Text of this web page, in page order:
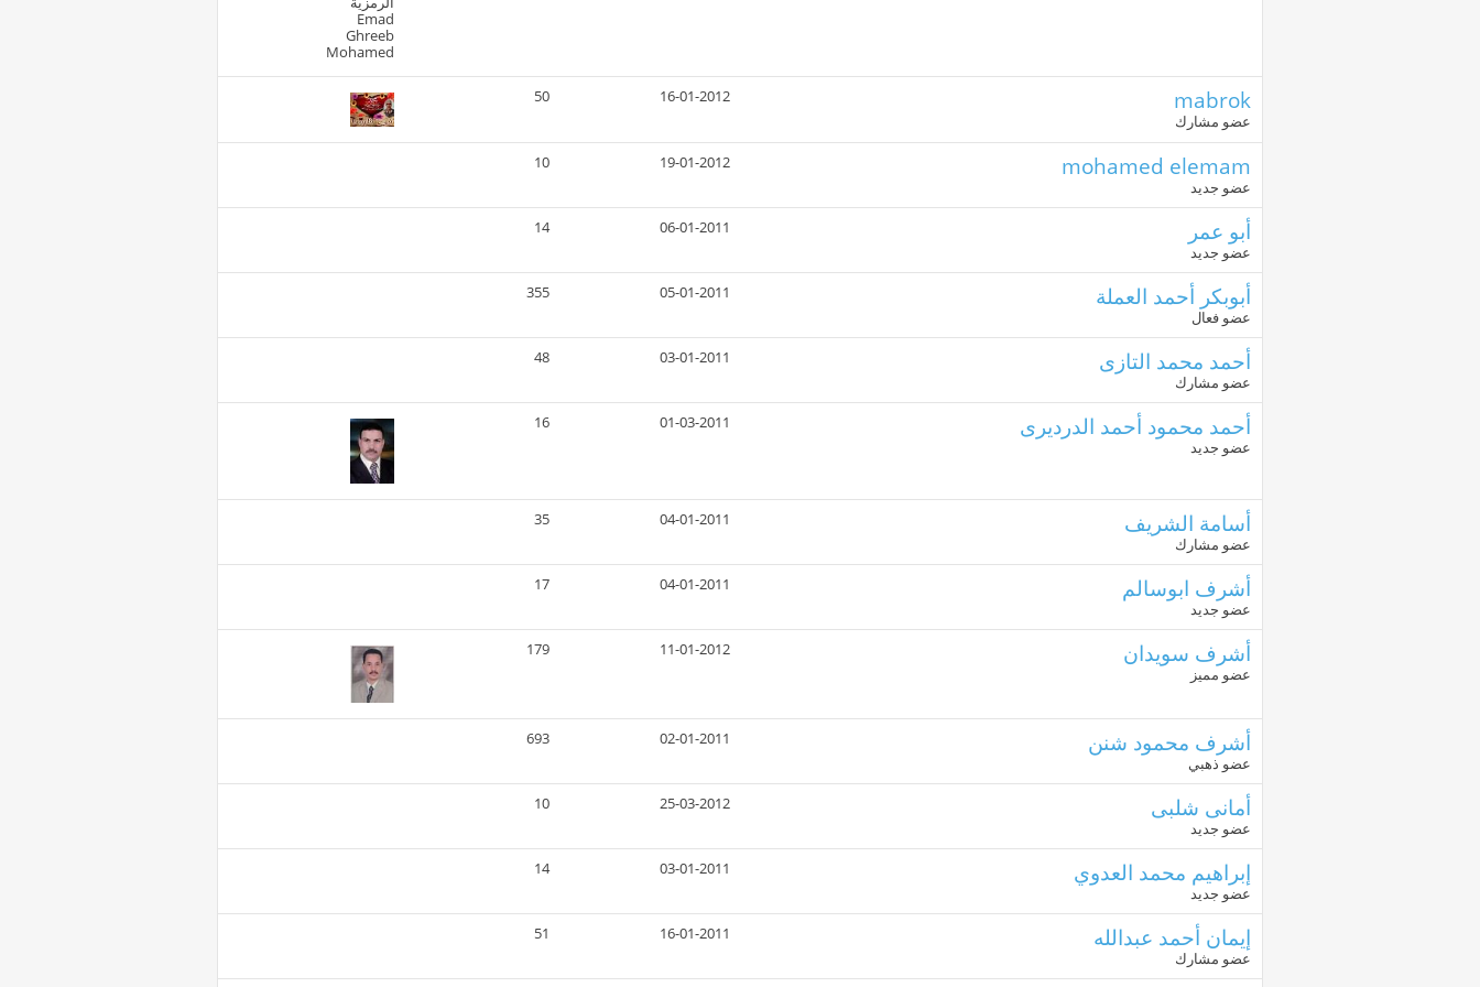
mabrok
عضو مشارك
16-01-2012
50
mohamed elemam
عضو جديد
19-01-2012
10
أبو عمر
عضو جديد
06-01-2011
14
أبوبكر أحمد العملة
عضو فعال
05-01-2011
355
أحمد محمد التازى
عضو مشارك
03-01-2011
48
أحمد محمود أحمد الدرديرى
عضو جديد
01-03-2011
16
أسامة الشريف
عضو مشارك
04-01-2011
35
أشرف ابوسالم
عضو جديد
04-01-2011
17
أشرف سويدان
عضو مميز
11-01-2012
179
أشرف محمود شنن
عضو ذهبي
02-01-2011
693
أمانى شلبى
عضو جديد
25-03-2012
10
إبراهيم محمد العدوي
عضو جديد
03-01-2011
14
إيمان أحمد عبدالله
عضو مشارك
16-01-2011
51